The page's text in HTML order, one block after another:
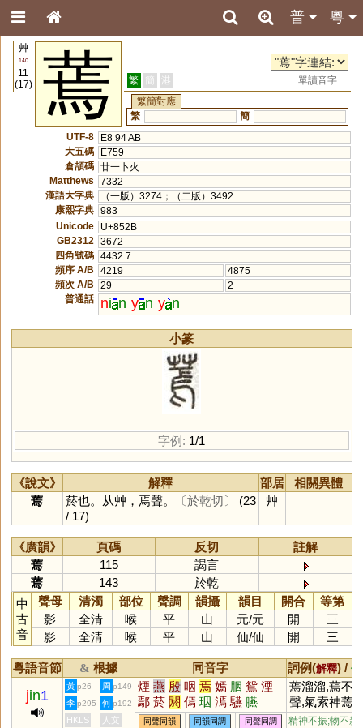
粵
普
艸
140
11
(17)
蔫 繁 簡 港
單讀音字
繁簡對應
繁
簡
UTF-8
E8 94 AB
大五碼
E759
倉頡碼 廿一卜火
Matthews
7332
漢語大字典
（一版）3274；（二版）3492
康熙字典 983
Unicode
U+852B
GB2312
3672
四角號碼 4432.7
頻序 A/B
4219
4875
頻次 A/B
29
2
普通話
ni n y n y n
小篆
字例: 1/1
《說文》 解釋 部居
相關異體
蔫
菸也。从艸，焉聲。 〔於乾切〕
(23
/ 17)
艸
《廣韻》 頁碼 反切
註解
蔫
115
謁言
蔫
143
於乾
中
古
音
聲母 清濁 部位 聲調 韻攝 韻目 開合
等第
影
全清 喉 平 山 元/元 開
三
影
全清 喉 平 山 仙/仙 開 三
粵語音節 & 根據 同音字 詞例(解釋) /
jin1
黃 p26 周 p149 煙 燕 殷 咽 焉 嫣 胭 鴛 湮
鄢 菸 閼 傿 珚 漹 驠 臙
蔫溜溜,蔫不
聲,氣索神蔫,
頭耷耳
李 p295 何 p192
HKLS 人文 同聲同韻 同韻同調 同聲同調 精神不振;物不新